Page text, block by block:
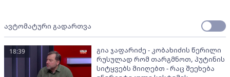
ავტომატური გადართვა
გია ჯაფარიძე - კობახიძის წერილი
რუსულად რომ თარგმნოთ, პუტინის
სიტყვებს მიიღებთ - რაც შეეხება
18:39